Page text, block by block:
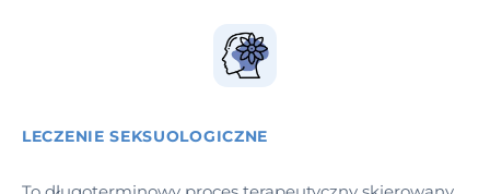
LECZENIE SEKSUOLOGICZNE